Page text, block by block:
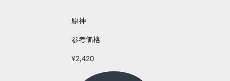
原神
参考価格:
¥2,420